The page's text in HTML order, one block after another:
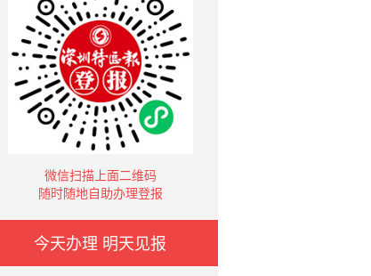
微信扫描上面二维码
随时随地自助办理登报
今天办理 明天见报